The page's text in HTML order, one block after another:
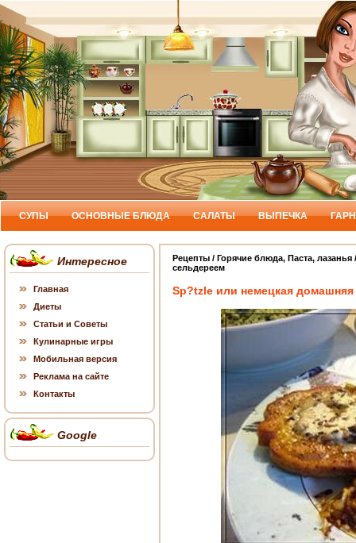
СУПЫ ОСНОВНЫЕ БЛЮДА САЛАТЫ ВЫПЕЧКА
Рецепты / Горячие блюда, Паста, лазанья
сельдереем
Sp?tzle или немецкая домашняя
Интересное
Главная
Диеты
Статьи и Советы
Кулинарные игры
Мобильная версия
Реклама на сайте
Контакты
Google